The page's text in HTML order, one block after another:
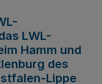
LWL-
Hamm und
des
Lippe